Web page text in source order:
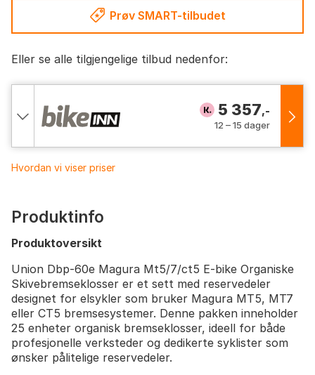
Prøv SMART-tilbudet
Eller se alle tilgjengelige tilbud nedenfor:
5 357,-
12 – 15 dager
Hvordan vi viser priser
Produktinfo
Produktoversikt
Union Dbp-60e Magura Mt5/7/ct5 E-bike Organiske
Skivebremseklosser er et sett med reservedeler
designet for elsykler som bruker Magura MT5, MT7
eller CT5 bremsesystemer. Denne pakken inneholder
25 enheter organisk bremseklosser, ideell for både
profesjonelle verksteder og dedikerte syklister som
ønsker pålitelige reservedeler.